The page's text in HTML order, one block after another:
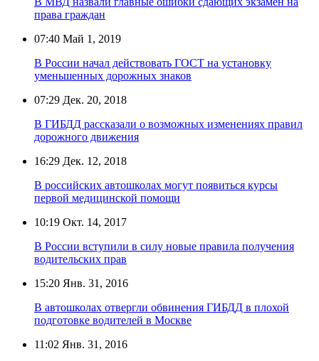
права граждан
07:40 Май 1, 2019
В России начал действовать ГОСТ на установку
уменьшенных дорожных знаков
07:29 Дек. 20, 2018
В ГИБДД рассказали о возможных изменениях правил
дорожного движения
16:29 Дек. 12, 2018
В российских автошколах могут появиться курсы
первой медицинской помощи
10:19 Окт. 14, 2017
В России вступили в силу новые правила получения
водительских прав
15:20 Янв. 31, 2016
В автошколах отвергли обвинения ГИБДД в плохой
подготовке водителей в Москве
11:02 Янв. 31, 2016